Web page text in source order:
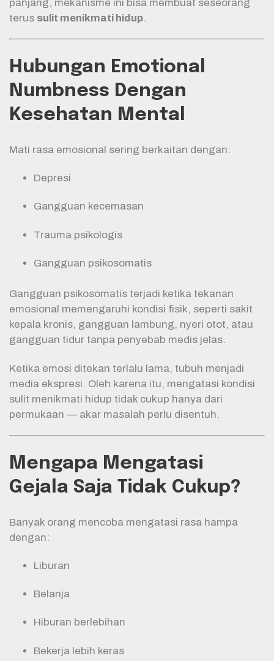
panjang, mekanisme ini bisa membuat seseorang
terus sulit menikmati hidup.
Hubungan Emotional
Numbness Dengan
Kesehatan Mental
Mati rasa emosional sering berkaitan dengan:
Depresi
Gangguan kecemasan
Trauma psikologis
Gangguan psikosomatis
Gangguan psikosomatis terjadi ketika tekanan
emosional memengaruhi kondisi fisik, seperti sakit
kepala kronis, gangguan lambung, nyeri otot, atau
gangguan tidur tanpa penyebab medis jelas.
Ketika emosi ditekan terlalu lama, tubuh menjadi
media ekspresi. Oleh karena itu, mengatasi kondisi
sulit menikmati hidup tidak cukup hanya dari
permukaan — akar masalah perlu disentuh.
Mengapa Mengatasi
Gejala Saja Tidak Cukup?
Banyak orang mencoba mengatasi rasa hampa
dengan:
Liburan
Belanja
Hiburan berlebihan
Bekerja lebih keras